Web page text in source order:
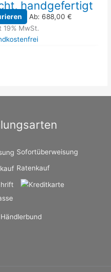
handgefertigt
Ab: 688,00 €
19% MwSt.
Sofortüberweisung
Ratenkauf